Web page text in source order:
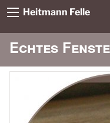
Heitmann Felle
Echtes